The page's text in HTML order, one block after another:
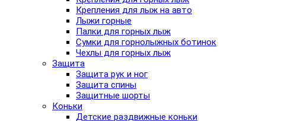
Крепления для лыж на авто
Лыжи горные
Палки для горных лыж
Сумки для горнолыжных ботинок
Чехлы для горных лыж
Защита
Защита рук и ног
Защита спины
Защитные шорты
Коньки
Детские раздвижные коньки